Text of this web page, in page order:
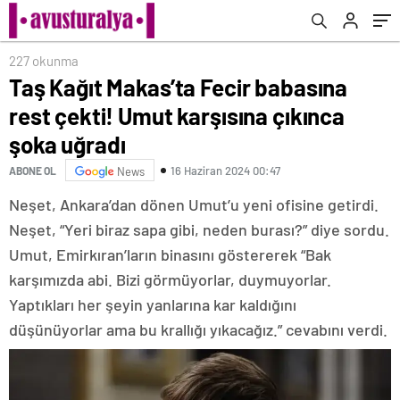
227 okunma
Taş Kağıt Makas’ta Fecir babasına
rest çekti! Umut karşısına çıkınca
şoka uğradı
ABONE OL News 16 Haziran 2024 00:47
Neşet, Ankara’dan dönen Umut’u yeni ofisine getirdi.
Neşet, “Yeri biraz sapa gibi, neden burası?” diye sordu.
Umut, Emirkıran’ların binasını göstererek “Bak
karşımızda abi. Bizi görmüyorlar, duymuyorlar.
Yaptıkları her şeyin yanlarına kar kaldığını
düşünüyorlar ama bu krallığı yıkacağız.” cevabını verdi.